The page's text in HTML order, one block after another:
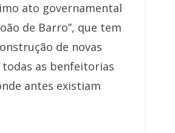
ato governamental
de Barro”, que tem
de novas
as benfeitorias
antes existiam